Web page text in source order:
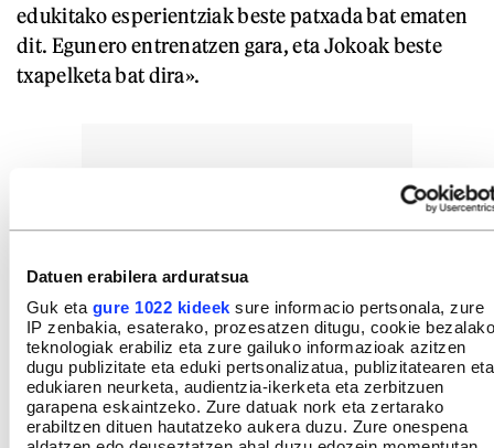
Datuen erabilera arduratsua
Guk eta gure 1022 kideek sure informacio pertsonala, zure
IP zenbakia, esaterako, prozesatzen ditugu, cookie bezalako
teknologiak erabiliz eta zure gailuko informazioak azitzen
dugu publizitate eta eduki pertsonalizatua, publizitatearen eta
edukiaren neurketa, audientzia-ikerketa eta zerbitzuen
garapena eskaintzeko. Zure datuak nork eta zertarako
erabiltzen dituen hautatzeko aukera duzu. Zure onespena
edukitako esperientziak beste patxada bat ematen
dit. Egunero entrenatzen gara, eta Jokoak beste
txapelketa bat dira».